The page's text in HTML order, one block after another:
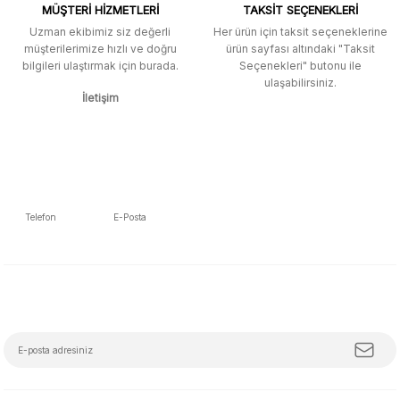
spesifik olarak "kavela" terimini
aratarak bulunabilir.
M... K... | 12/12/2025
Ben bu kadar hızlı bir teslimat
Ben bu kadar hızlı bir teslimat
MÜŞTERİ HİZMETLERİ
Uzman ekibimiz siz değerli
müşterilerimize hızlı ve doğru
bilgileri ulaştırmak için burada.
İletişim
TAKSİT SEÇENEKLERİ
Her ürün için taksit seçeneklerine
ürün sayfası altındaki "Taksit
Seçenekleri" butonu ile
ulaşabilirsiniz.
Telefon E-Posta